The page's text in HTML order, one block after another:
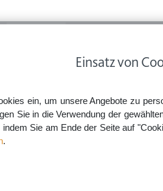
Einsatz von
ein, um unsere Angebote zu
Sie in die Verwendung der
Sie am Ende der Seite auf
.
muss bei Corona-bedingter Stornierung